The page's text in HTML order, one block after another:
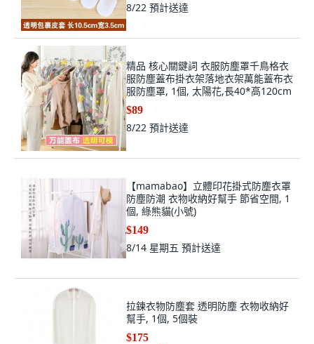
8/22 預計送達
精品 核心關鍵詞 衣服防塵罩千鳥格衣
服防塵蓋布掛衣架落地衣架萬能蓋布衣
服防塵罩, 1個, 太陽花,長40*高120cm
$89
8/22 預計送達
【mamabao】立體印花掛式防塵衣罩
防塵防潮 衣物收納好幫手 節省空間, 1
個, 綠熊貓(小號)
$149
8/14 星期五 預計送達
拉鍊衣物防塵套 透明防塵 衣物收納好
幫手, 1個, 5個裝
$175